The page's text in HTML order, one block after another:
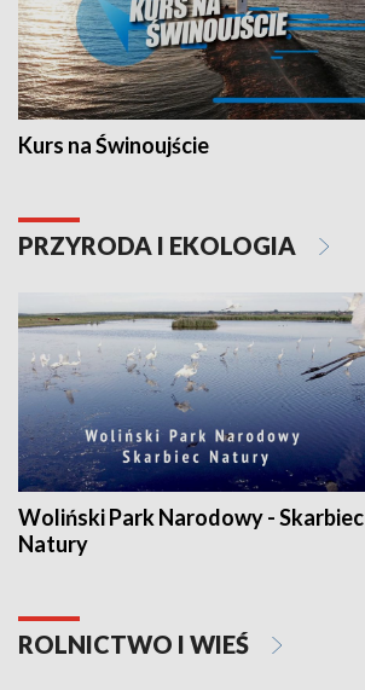
Kurs na Świnoujście
PRZYRODA I EKOLOGIA
Woliński Park Narodowy - Skarbiec
Natury
ROLNICTWO I WIEŚ